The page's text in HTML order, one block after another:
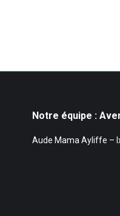
Notre équipe :
Aude Mama Ayliffe –